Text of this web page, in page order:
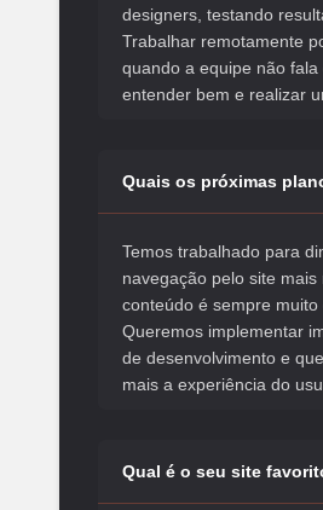
designers, testando
Trabalhar remotamente
quando a equipe não
entender bem e realizar
Quais os próximas
Temos trabalhado para
navegação pelo site
conteúdo é sempre
Queremos implementar
de desenvolvimento e
mais a experiência do
Qual é o seu site